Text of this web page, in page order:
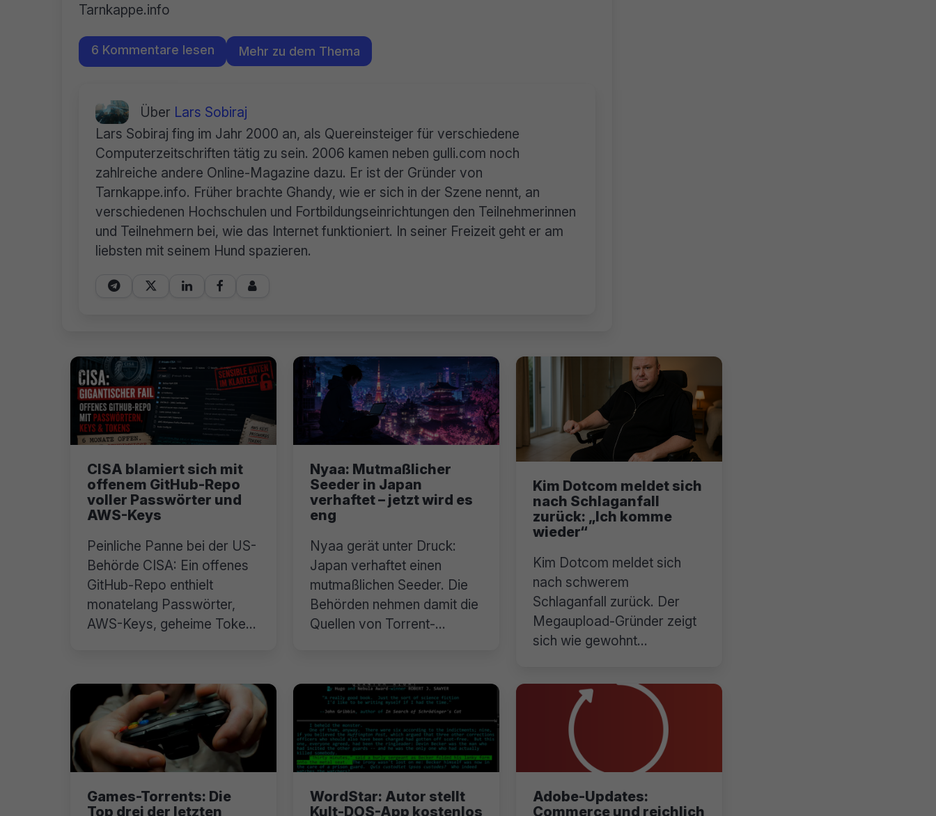
Tarnkappe.info
6 Kommentare lesen Mehr zu dem Thema
Über Lars Sobiraj
Lars Sobiraj fing im Jahr 2000 an, als Quereinsteiger für verschiedene
Computerzeitschriften tätig zu sein. 2006 kamen neben gulli.com noch
zahlreiche andere Online-Magazine dazu. Er ist der Gründer von
Tarnkappe.info. Früher brachte Ghandy, wie er sich in der Szene nennt, an
verschiedenen Hochschulen und Fortbildungseinrichtungen den Teilnehmerinnen
und Teilnehmern bei, wie das Internet funktioniert. In seiner Freizeit geht er am
liebsten mit seinem Hund spazieren.
    
CISA blamiert sich mit
offenem GitHub-Repo
voller Passwörter und
AWS-Keys
Peinliche Panne bei der US-
Behörde CISA: Ein offenes
GitHub-Repo enthielt
monatelang Passwörter,
AWS-Keys, geheime Token
Nyaa: Mutmaßlicher
Seeder in Japan
verhaftet – jetzt wird es
eng
Nyaa gerät unter Druck:
Japan verhaftet einen
mutmaßlichen Seeder. Die
Behörden nehmen damit die
Quellen von Torrent-
Kim Dotcom meldet sich
nach Schlaganfall
zurück: „Ich komme
wieder“
Kim Dotcom meldet sich
nach schwerem
Schlaganfall zurück. Der
Megaupload-Gründer zeigt
sich wie gewohnt
Games-Torrents: Die
Top drei der letzten
WordStar: Autor stellt
Kult-DOS-App kostenlos
Adobe-Updates:
Commerce und reichlich